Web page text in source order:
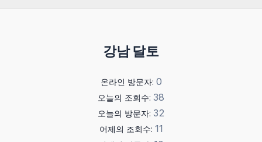
강남 달토
온라인 방문자: 0
오늘의 조회수: 38
오늘의 방문자: 32
어제의 조회수: 11